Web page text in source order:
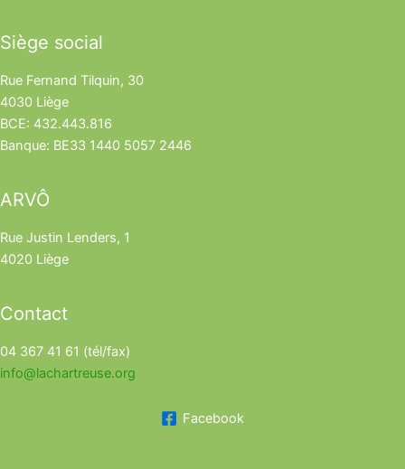
Siège social
Rue Fernand Tilquin, 30
4030 Liège
BCE: 432.443.816
Banque: BE33 1440 5057 2446
ARVÔ
Rue Justin Lenders, 1
4020 Liège
Contact
04 367 41 61 (tél/fax)
info@lachartreuse.org
Facebook